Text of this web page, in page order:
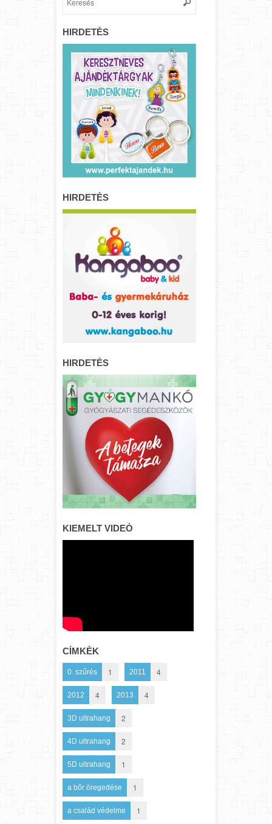
HIRDETÉS
HIRDETÉS
HIRDETÉS
KIEMELT VIDEÓ
CÍMKÉK
0. szűrés 1 2011 4
2012 4 2013 4
3D ultrahang 2
4D ultrahang 2
5D ultrahang 1
a bőr öregedése 1
a család védelme 1